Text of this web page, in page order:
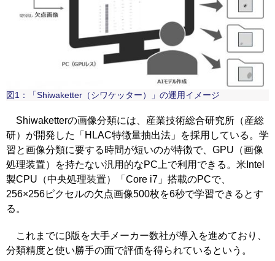
図1：「Shiwaketter（シワケッター）」の運用イメージ
Shiwaketterの画像分類には、産業技術総合研究所（産総
研）が開発した「HLAC特徴量抽出法」を採用している。学
習と画像分類に要する時間が短いのが特徴で、GPU（画像
処理装置）を持たない汎用的なPC上で利用できる。米Intel
製CPU（中央処理装置）「Core i7」搭載のPCで、
256×256ピクセルの欠点画像500枚を6秒で学習できるとす
る。
これまでにβ版を大手メーカー数社が導入を進めており、
分類精度と使い勝手の面で評価を得られているという。